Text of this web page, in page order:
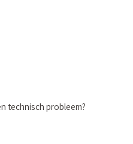
technisch probleem?